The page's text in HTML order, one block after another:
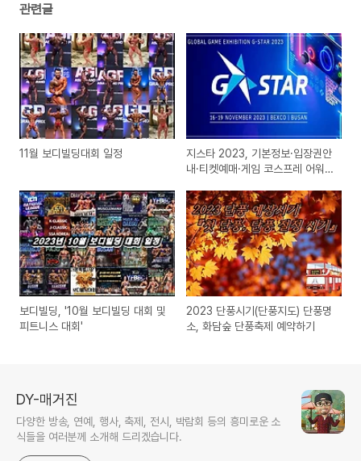
관련글
11월 보디빌딩대회 일정
지스타 2023, 기본정보·입장권안
내·티켓예매·게임 코스프레 어워
보디빌딩, '10월 보디빌딩 대회 및
피트니스 대회'
2023 단풍시기(단풍지도) 단풍명
소, 화담숲 단풍축제 예약하기
DY-매거진
다양한 방송, 연예, 행사, 축제, 전시, 박람회 등의 흥미로운 소
식들을 여러분께 소개해 드리겠습니다.